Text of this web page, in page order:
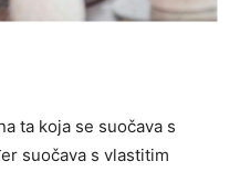
ta koja se suočava s
suočava s vlastitim